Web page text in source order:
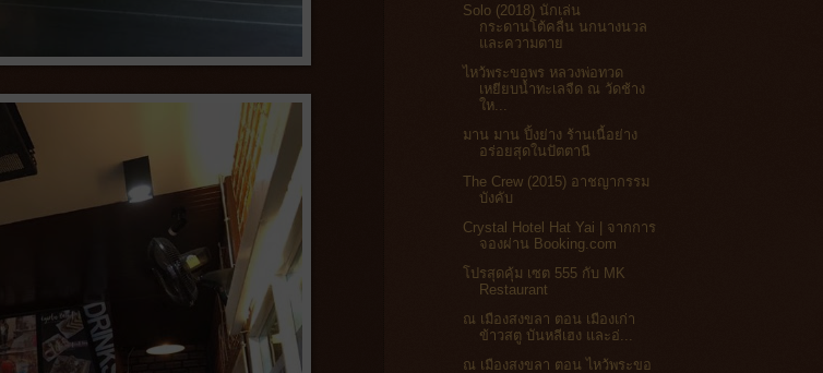
Solo (2018) นักเล่น
กระดานโต้คลื่น นกนางนวล
และความตาย
ไหว้พระขอพร หลวงพ่อทวด
เหยียบน้ำทะเลจืด ณ วัดช้าง
ให...
มาน มาน ปิ้งย่าง ร้านเนื้อย่าง
อร่อยสุดในปัตตานี
The Crew (2015) อาชญากรรม
บังคับ
Crystal Hotel Hat Yai | จากการ
จองผ่าน Booking.com
โปรสุดคุ้ม เซต 555 กับ MK
Restaurant
ณ เมืองสงขลา ตอน เมืองเก่า
ข้าวสตู บันหลีเฮง และอ่...
ณ เมืองสงขลา ตอน ไหว้พระขอ